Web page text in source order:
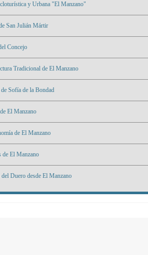
y Urbana "El Manzano"
San Julián Mártir
Concejo
Tradicional de El Manzano
Sofía de la Bondad
El Manzano
de El Manzano
de El Manzano
Duero desde El Manzano